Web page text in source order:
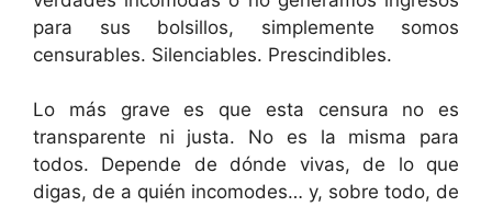
para sus bolsillos, simplemente somos
censurables. Silenciables. Prescindibles.
Lo más grave es que esta censura no es
transparente ni justa. No es la misma para
todos. Depende de dónde vivas, de lo que
digas, de a quién incomodes… y, sobre todo, de